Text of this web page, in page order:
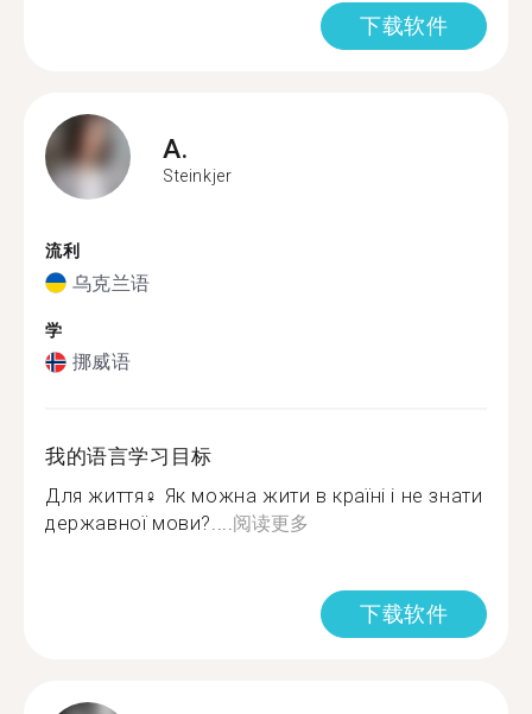
下载软件
A.
Steinkjer
流利
乌克兰语
学
挪威语
我的语言学习目标
Для життя‍♀️ Як можна жити в країні і не знати
державної мови?....阅读更多
下载软件